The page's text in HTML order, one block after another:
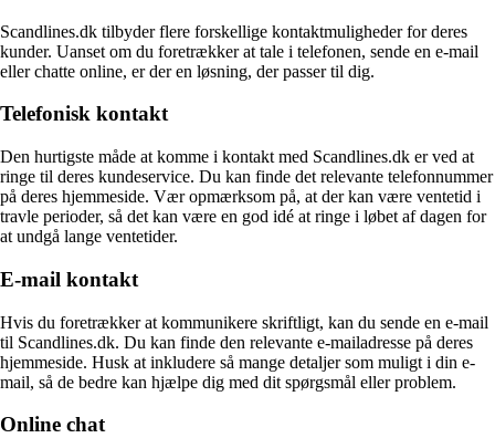
Scandlines.dk tilbyder flere forskellige kontaktmuligheder for deres
kunder. Uanset om du foretrækker at tale i telefonen, sende en e-mail
eller chatte online, er der en løsning, der passer til dig.
Telefonisk kontakt
Den hurtigste måde at komme i kontakt med Scandlines.dk er ved at
ringe til deres kundeservice. Du kan finde det relevante telefonnummer
på deres hjemmeside. Vær opmærksom på, at der kan være ventetid i
travle perioder, så det kan være en god idé at ringe i løbet af dagen for
at undgå lange ventetider.
E-mail kontakt
Hvis du foretrækker at kommunikere skriftligt, kan du sende en e-mail
til Scandlines.dk. Du kan finde den relevante e-mailadresse på deres
hjemmeside. Husk at inkludere så mange detaljer som muligt i din e-
mail, så de bedre kan hjælpe dig med dit spørgsmål eller problem.
Online chat